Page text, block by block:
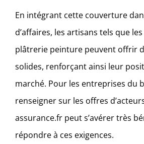
En intégrant cette couverture
d’affaires, les artisans tels que
plâtrerie peinture peuvent offrir
solides, renforçant ainsi leur
marché. Pour les entreprises du
renseigner sur les offres
assurance.fr peut s’avérer très
répondre à ces exigences.